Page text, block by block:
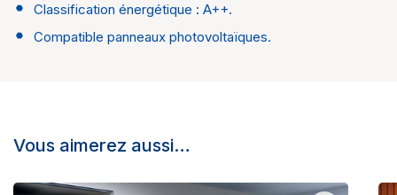
Classification énergétique : A++.
Compatible panneaux photovoltaïques.
Vous aimerez aussi…